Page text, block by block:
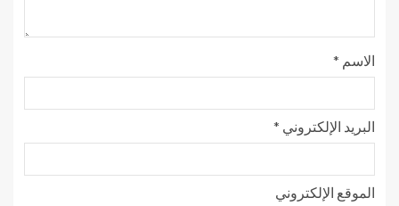
الاسم *
البريد الإلكتروني *
الموقع الإلكتروني